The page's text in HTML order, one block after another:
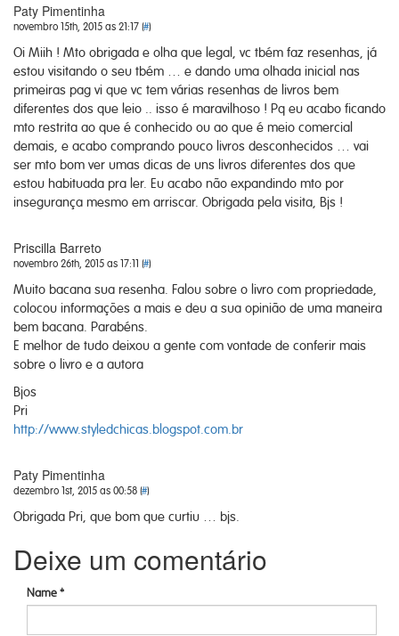
Paty Pimentinha
novembro 15th, 2015 as 21:17 (#)
Oi Miih ! Mto obrigada e olha que legal, vc tbém faz resenhas, já
estou visitando o seu tbém … e dando uma olhada inicial nas
primeiras pag vi que vc tem várias resenhas de livros bem
diferentes dos que leio .. isso é maravilhoso ! Pq eu acabo ficando
mto restrita ao que é conhecido ou ao que é meio comercial
demais, e acabo comprando pouco livros desconhecidos … vai
ser mto bom ver umas dicas de uns livros diferentes dos que
estou habituada pra ler. Eu acabo não expandindo mto por
insegurança mesmo em arriscar. Obrigada pela visita, Bjs !
Priscilla Barreto
novembro 26th, 2015 as 17:11 (#)
Muito bacana sua resenha. Falou sobre o livro com propriedade,
colocou informações a mais e deu a sua opinião de uma maneira
bem bacana. Parabéns.
E melhor de tudo deixou a gente com vontade de conferir mais
sobre o livro e a autora
Bjos
Pri
http://www.styledchicas.blogspot.com.br
Paty Pimentinha
dezembro 1st, 2015 as 00:58 (#)
Obrigada Pri, que bom que curtiu … bjs.
Deixe um comentário
Name *